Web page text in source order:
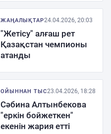
ЖАҢАЛЫҚТАР24.04.2026, 20:03
"Жетісу" алғаш рет
Қазақстан чемпионы
атанды
ОЙЫННАН ТЫС23.04.2026, 18:28
Сәбина Алтынбекова
"еркін бойжеткен"
екенін жария етті